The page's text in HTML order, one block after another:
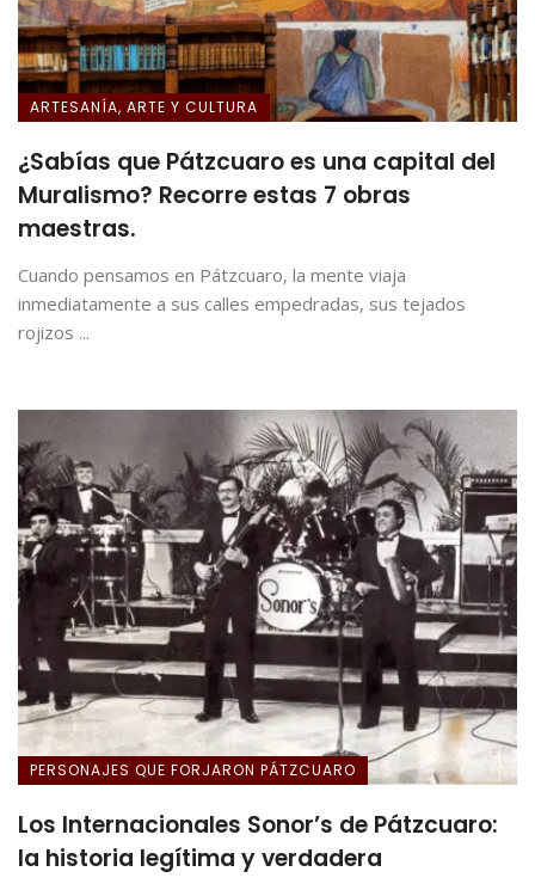
ARTESANÍA, ARTE Y CULTURA
¿Sabías que Pátzcuaro es una capital del
Muralismo? Recorre estas 7 obras
maestras.
Cuando pensamos en Pátzcuaro, la mente viaja
inmediatamente a sus calles empedradas, sus tejados
rojizos ...
PERSONAJES QUE FORJARON PÁTZCUARO
Los Internacionales Sonor’s de Pátzcuaro:
la historia legítima y verdadera